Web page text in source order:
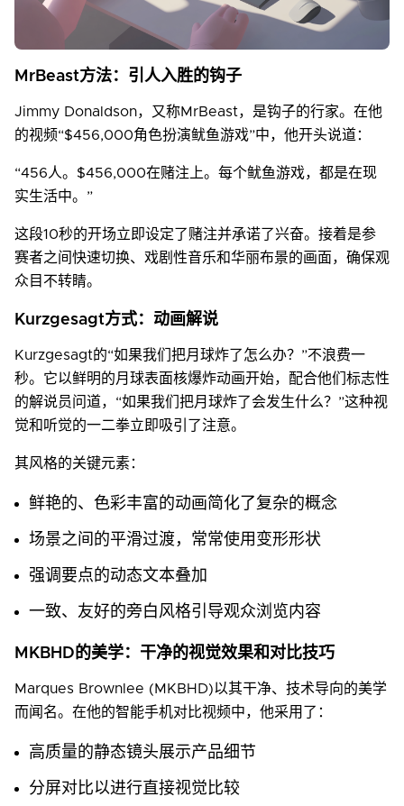
MrBeast方法：引人入胜的钩子
Jimmy Donaldson，又称MrBeast，是钩子的行家。在他
的视频“$456,000角色扮演鱿鱼游戏”中，他开头说道：
“456人。$456,000在赌注上。每个鱿鱼游戏，都是在现
实生活中。”
这段10秒的开场立即设定了赌注并承诺了兴奋。接着是参
赛者之间快速切换、戏剧性音乐和华丽布景的画面，确保观
众目不转睛。
Kurzgesagt方式：动画解说
Kurzgesagt的“如果我们把月球炸了怎么办？”不浪费一
秒。它以鲜明的月球表面核爆炸动画开始，配合他们标志性
的解说员问道，“如果我们把月球炸了会发生什么？”这种视
觉和听觉的一二拳立即吸引了注意。
其风格的关键元素：
鲜艳的、色彩丰富的动画简化了复杂的概念
场景之间的平滑过渡，常常使用变形形状
强调要点的动态文本叠加
一致、友好的旁白风格引导观众浏览内容
MKBHD的美学：干净的视觉效果和对比技巧
Marques Brownlee (MKBHD)以其干净、技术导向的美学
而闻名。在他的智能手机对比视频中，他采用了：
高质量的静态镜头展示产品细节
分屏对比以进行直接视觉比较